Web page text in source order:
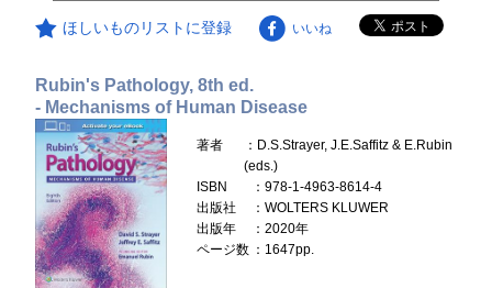
ほしいものリストに登録 いいね
Rubin's Pathology, 8th ed.
- Mechanisms of Human Disease
著者
：D.S.Strayer, J.E.Saffitz & E.Rubin
(eds.)
ISBN
：978-1-4963-8614-4
出版社
：WOLTERS KLUWER
出版年
：2020年
ページ数 ：1647pp.